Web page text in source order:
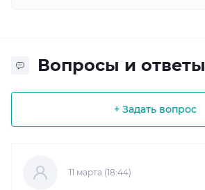
Вопросы и ответы
+ Задать вопрос
11 марта (18:44)